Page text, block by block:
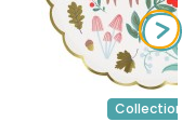
Collection